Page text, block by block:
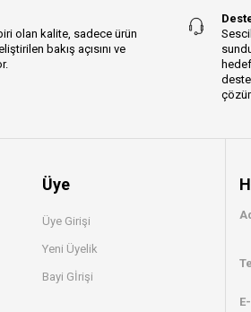
olan kalite, sadece ürün
bakış açısını ve
Üye
Üye Girişi
Yeni Üyelik
Bayi Gİrişi